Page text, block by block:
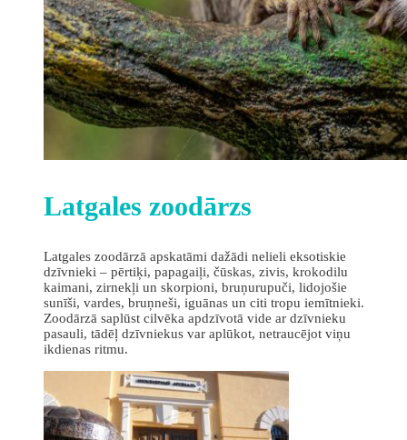
Latgales zoodārzs
Latgales zoodārzā apskatāmi dažādi nelieli eksotiskie
dzīvnieki – pērtiķi, papagaiļi, čūskas, zivis, krokodilu
kaimani, zirnekļi un skorpioni, bruņurupuči, lidojošie
sunīši, vardes, bruņneši, iguānas un citi tropu iemītnieki.
Zoodārzā saplūst cilvēka apdzīvotā vide ar dzīvnieku
pasauli, tādēļ dzīvniekus var aplūkot, netraucējot viņu
ikdienas ritmu.